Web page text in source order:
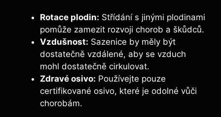
Rotace plodin: Střídání s jinými plodinami
pomůže zamezit rozvoji chorob a škůdců.
Vzdušnost: Sazenice by měly být
dostatečně vzdálené, aby se vzduch
mohl dostatečně cirkulovat.
Zdravé osivo: Používejte pouze
certifikované osivo, které je odolné vůči
chorobám.